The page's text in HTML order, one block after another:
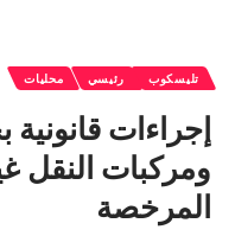
تليسكوب رئيسي محليات
إجراءات
ومركبات النقل
المرخصة